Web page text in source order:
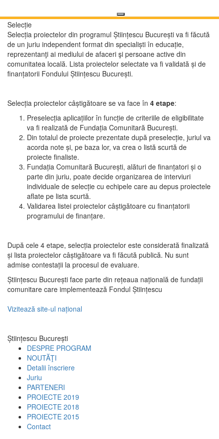
Selecție
Selecția proiectelor din programul Științescu București va fi făcută
de un juriu independent format din specialiști în educație,
reprezentanţi ai mediului de afaceri şi persoane active din
comunitatea locală. Lista proiectelor selectate va fi validată și de
finanțatorii Fondului Științescu București.
Selecția proiectelor câștigătoare se va face în 4 etape:
Preselecția aplicațiilor în funcție de criteriile de eligibilitate
va fi realizată de Fundația Comunitară București.
Din totalul de proiecte prezentate după preselecție, juriul va
acorda note și, pe baza lor, va crea o listă scurtă de
proiecte finaliste.
Fundația Comunitară București, alături de finanțatori și o
parte din juriu, poate decide organizarea de interviuri
individuale de selecție cu echipele care au depus proiectele
aflate pe lista scurtă.
Validarea listei proiectelor câștigătoare cu finanțatorii
programului de finanțare.
După cele 4 etape, selecția proiectelor este considerată finalizată
și lista proiectelor câștigătoare va fi făcută publică. Nu sunt
admise contestații la procesul de evaluare.
Științescu București face parte din rețeaua națională de fundații
comunitare care implementează Fondul Științescu
Vizitează site-ul național
Științescu București
DESPRE PROGRAM
NOUTĂŢI
Detalii înscriere
Juriu
PARTENERI
PROIECTE 2019
PROIECTE 2018
PROIECTE 2015
Contact